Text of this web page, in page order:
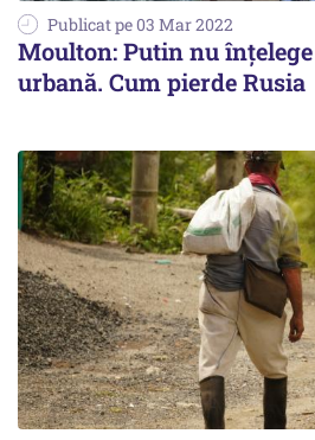
Publicat pe 03 Mar 2022
Moulton: Putin nu
urbană. Cum pierde Rusia